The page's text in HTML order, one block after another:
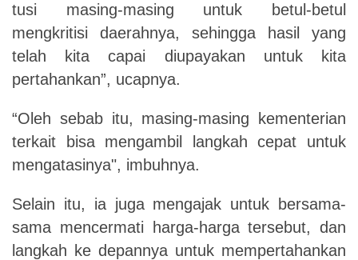
tusi masing-masing untuk betul-betul
mengkritisi daerahnya, sehingga hasil yang
telah kita capai diupayakan untuk kita
pertahankan”, ucapnya.
“Oleh sebab itu, masing-masing kementerian
terkait bisa mengambil langkah cepat untuk
mengatasinya", imbuhnya.
Selain itu, ia juga mengajak untuk bersama-
sama mencermati harga-harga tersebut, dan
langkah ke depannya untuk mempertahankan